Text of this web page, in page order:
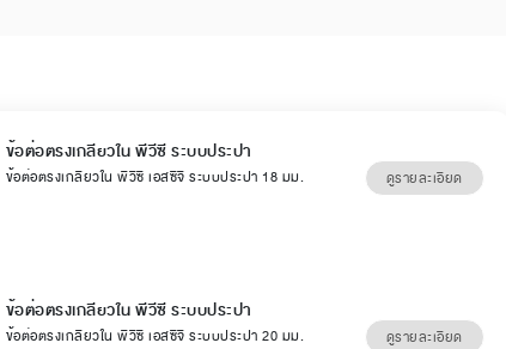
ข้อต่อตรงเกลียวใน พีวีซี ระบบประปา
ข้อต่อตรงเกลียวใน พีวีซี เอสซีจี ระบบประปา 18 มม. ดูรายละเอียด
ข้อต่อตรงเกลียวใน พีวีซี ระบบประปา
ข้อต่อตรงเกลียวใน พีวีซี เอสซีจี ระบบประปา 20 มม. ดูรายละเอียด